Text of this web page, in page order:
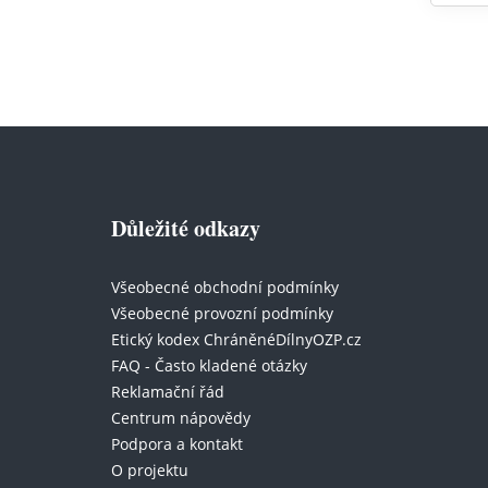
Důležité odkazy
Všeobecné obchodní podmínky
Všeobecné provozní podmínky
Etický kodex ChráněnéDílnyOZP.cz
FAQ - Často kladené otázky
Reklamační řád
Centrum nápovědy
Podpora a kontakt
O projektu